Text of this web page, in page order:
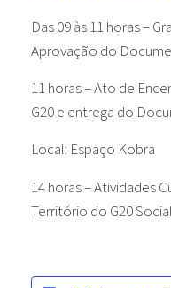
Das 09 às 11 horas –
Aprovação do
11 horas – Ato de
G20 e entrega do
Local: Espaço Kobra
14 horas – Atividades
Território do G20 Social